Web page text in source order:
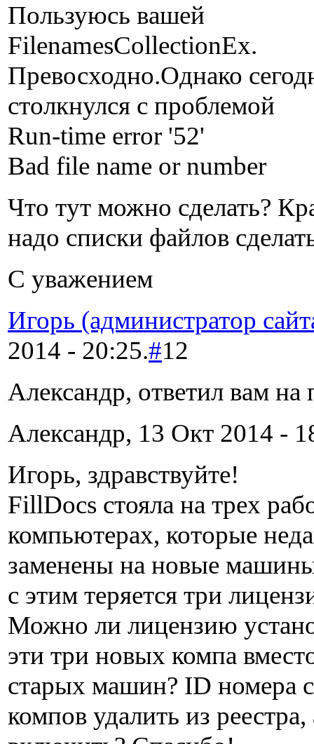
Пользуюсь вашей
FilenamesCollectionEx.
Превосходно.Однако
столкнулся с проблемой
Run-time error '52'
Bad file name or number
Что тут можно сделать?
надо списки файлов
С уважением
Игорь (администратор
2014 - 20:25.#12
Александр, ответил вам на
Александр, 13 Окт 2014 -
Игорь, здравствуйте!
FillDocs стояла на трех
компьютерах, которые
заменены на новые
с этим теряется три
Можно ли лицензию
эти три новых компа
старых машин? ID номера
компов удалить из